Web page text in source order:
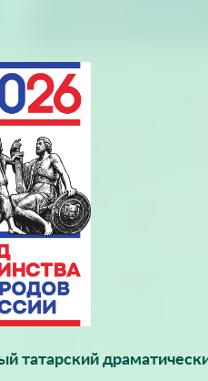
татарский